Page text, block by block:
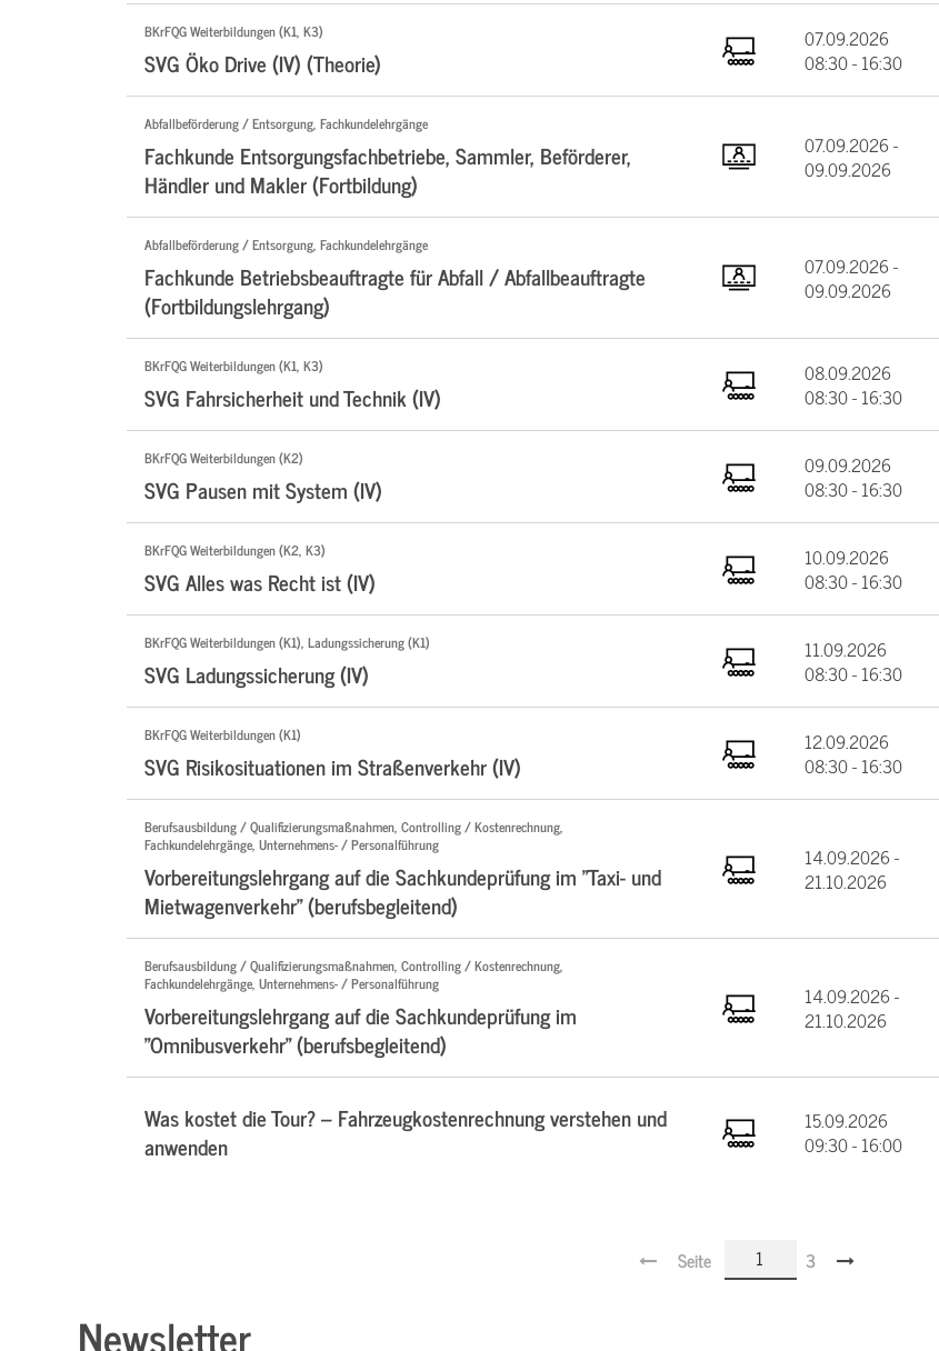
BKrFQG Weiterbildungen (K1, K3)
SVG Öko Drive (IV) (Theorie)
07.09.2026
08:30 - 16:30
Abfallbeförderung / Entsorgung, Fachkundelehrgänge
Fachkunde Entsorgungsfachbetriebe, Sammler, Beförderer,
Händler und Makler (Fortbildung)
07.09.2026 -
09.09.2026
Abfallbeförderung / Entsorgung, Fachkundelehrgänge
Fachkunde Betriebsbeauftragte für Abfall / Abfallbeauftragte
(Fortbildungslehrgang)
07.09.2026 -
09.09.2026
BKrFQG Weiterbildungen (K1, K3)
SVG Fahrsicherheit und Technik (IV)
08.09.2026
08:30 - 16:30
BKrFQG Weiterbildungen (K2)
SVG Pausen mit System (IV)
09.09.2026
08:30 - 16:30
BKrFQG Weiterbildungen (K2, K3)
SVG Alles was Recht ist (IV)
10.09.2026
08:30 - 16:30
BKrFQG Weiterbildungen (K1), Ladungssicherung (K1)
SVG Ladungssicherung (IV)
11.09.2026
08:30 - 16:30
BKrFQG Weiterbildungen (K1)
SVG Risikosituationen im Straßenverkehr (IV)
12.09.2026
08:30 - 16:30
Berufsausbildung / Qualifizierungsmaßnahmen, Controlling / Kostenrechnung,
Fachkundelehrgänge, Unternehmens- / Personalführung
Vorbereitungslehrgang auf die Sachkundeprüfung im "Taxi- und
Mietwagenverkehr" (berufsbegleitend)
14.09.2026 -
21.10.2026
Berufsausbildung / Qualifizierungsmaßnahmen, Controlling / Kostenrechnung,
Fachkundelehrgänge, Unternehmens- / Personalführung
Vorbereitungslehrgang auf die Sachkundeprüfung im
"Omnibusverkehr" (berufsbegleitend)
14.09.2026 -
21.10.2026
Was kostet die Tour? – Fahrzeugkostenrechnung verstehen und
anwenden
15.09.2026
09:30 - 16:00
Seite 3
Newsletter